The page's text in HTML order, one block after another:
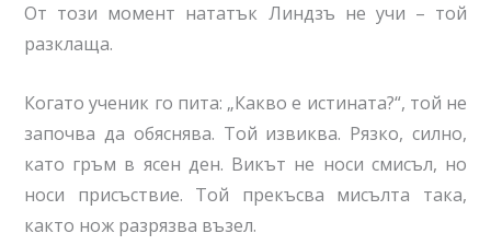
От този момент нататък Линдзъ не учи – той
разклаща.
Когато ученик го пита: „Какво е истината?“, той не
започва да обяснява. Той извиква. Рязко, силно,
като гръм в ясен ден. Викът не носи смисъл, но
носи присъствие. Той прекъсва мисълта така,
както нож разрязва възел.